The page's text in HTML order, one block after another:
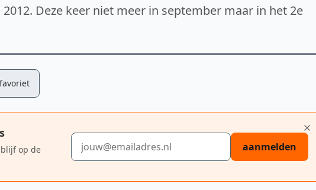
Deze keer niet meer in september maar in het 2e
op de
E-mailadres
aanmelden